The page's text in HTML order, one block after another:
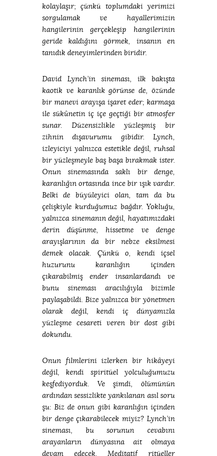
kolaylaşır; çünkü toplumdaki yerimizi
sorgulamak ve hayallerimizin
hangilerinin gerçekleşip hangilerinin
geride kaldığını görmek, insanın en
tanıdık deneyimlerinden biridir.
David Lynch’in sineması, ilk bakışta
kaotik ve karanlık görünse de, özünde
bir manevi arayışa işaret eder; karmaşa
ile sükûnetin iç içe geçtiği bir atmosfer
sunar. Düzensizlikle yüzleşmiş bir
zihnin dışavurumu gibidir. Lynch,
izleyiciyi yalnızca estetikle değil, ruhsal
bir yüzleşmeyle baş başa bırakmak ister.
Onun sinemasında saklı bir denge,
karanlığın ortasında ince bir ışık vardır.
Belki de büyüleyici olan, tam da bu
çelişkiyle kurduğumuz bağdır. Yokluğu,
yalnızca sinemanın değil, hayatımızdaki
derin düşünme, hissetme ve denge
arayışlarının da bir nebze eksilmesi
demek olacak. Çünkü o, kendi içsel
huzurunu karanlığın içinden
çıkarabilmiş ender insanlardandı ve
bunu sineması aracılığıyla bizimle
paylaşabildi. Bize yalnızca bir yönetmen
olarak değil, kendi iç dünyamızla
yüzleşme cesareti veren bir dost gibi
dokundu.
Onun filmlerini izlerken bir hikâyeyi
değil, kendi spiritüel yolculuğumuzu
keşfediyorduk. Ve şimdi, ölümünün
ardından sessizlikte yankılanan asıl soru
şu: Biz de onun gibi karanlığın içinden
bir denge çıkarabilecek miyiz? Lynch’in
sineması, bu sorunun cevabını
arayanların dünyasına ait olmaya
devam edecek. Meditatif ritüeller